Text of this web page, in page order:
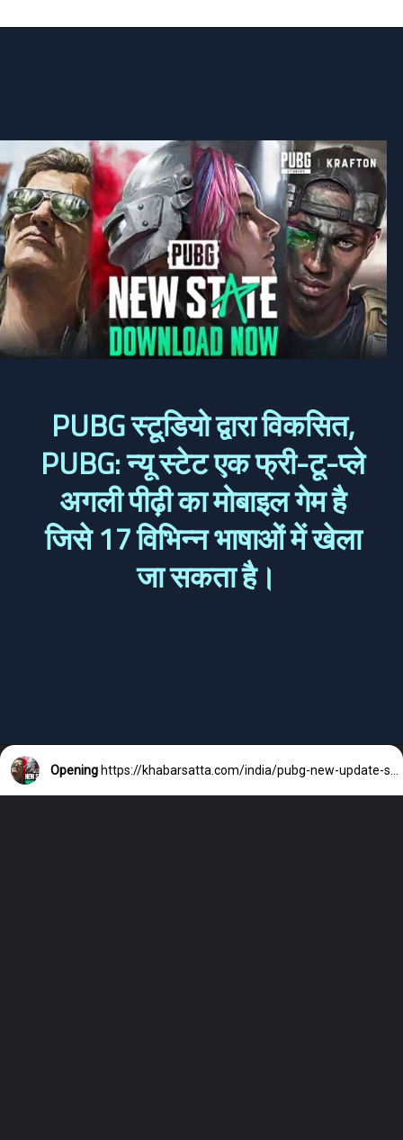
PUBG स्टूडियो द्वारा विकसित,
PUBG: न्यू स्टेट एक फ्री-टू-प्ले
अगली पीढ़ी का मोबाइल गेम है
जिसे 17 विभिन्न भाषाओं में खेला
जा सकता है।
Opening